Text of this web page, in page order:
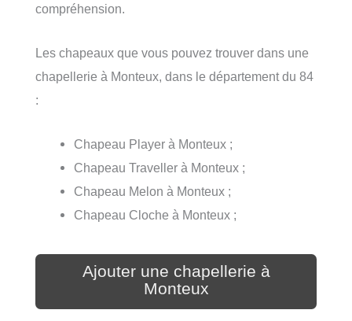
compréhension.
Les chapeaux que vous pouvez trouver dans une
chapellerie à Monteux, dans le département du 84
:
Chapeau Player à Monteux ;
Chapeau Traveller à Monteux ;
Chapeau Melon à Monteux ;
Chapeau Cloche à Monteux ;
Ajouter une chapellerie à
Monteux